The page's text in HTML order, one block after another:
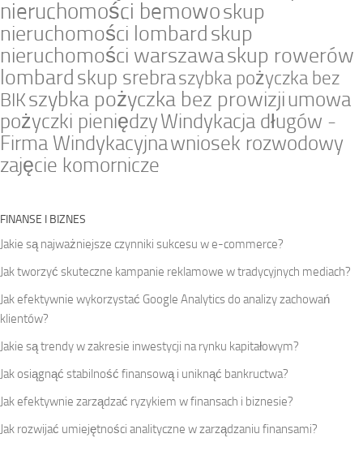
nieruchomości bemowoskup
nieruchomości lombardskup
nieruchomości warszawaskup rowerów
lombard skup srebraszybka pożyczka bez
BIKszybka pożyczka bez prowizjiumowa
pożyczki pieniędzyWindykacja długów -
Firma Windykacyjnawniosek rozwodowy
zajęcie komornicze
FINANSE I BIZNES
Jakie są najważniejsze czynniki sukcesu w e-commerce?
Jak tworzyć skuteczne kampanie reklamowe w tradycyjnych mediach?
Jak efektywnie wykorzystać Google Analytics do analizy zachowań
klientów?
Jakie są trendy w zakresie inwestycji na rynku kapitałowym?
Jak osiągnąć stabilność finansową i uniknąć bankructwa?
Jak efektywnie zarządzać ryzykiem w finansach i biznesie?
Jak rozwijać umiejętności analityczne w zarządzaniu finansami?